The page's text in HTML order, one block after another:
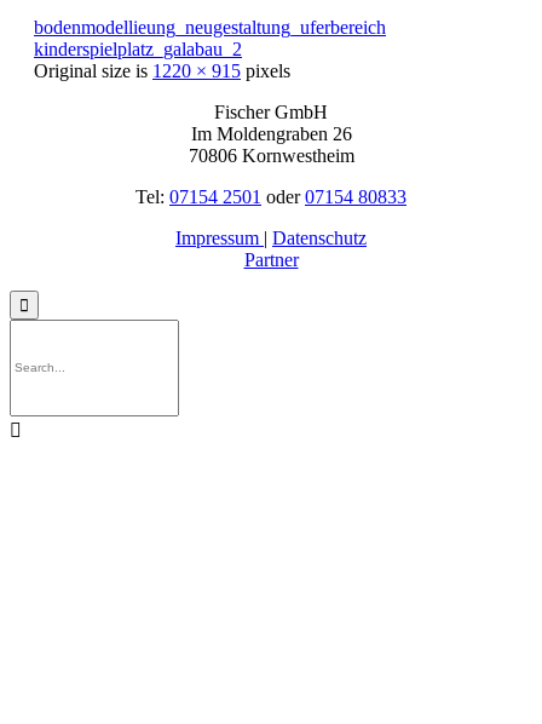
bodenmodellieung_neugestaltung_uferbereich
kinderspielplatz_galabau_2
Original size is 1220 × 915 pixels
Fischer GmbH
Im Moldengraben 26
70806 Kornwestheim
Tel: 07154 2501 oder07154 80833
Impressum | Datenschutz
Partner

